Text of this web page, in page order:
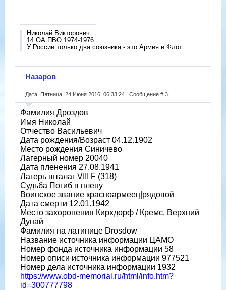
Николай Викторович
14 ОА ПВО 1974-1976
У России только два союзника - это Армия и Флот
Назаров
Дата: Пятница, 24 Июня 2016, 06:33:24 | Сообщение # 3
Фамилия Дроздов
Имя Николай
Отчество Васильевич
Дата рождения/Возраст 04.12.1902
Место рождения Синичево
Лагерный номер 20040
Дата пленения 27.08.1941
Лагерь шталаг VIII F (318)
Судьба Погиб в плену
Воинское звание красноармеец|рядовой
Дата смерти 12.01.1942
Место захоронения Кирхдорф / Кремс, Верхний
Дунай
Фамилия на латинице Drosdow
Название источника информации ЦАМО
Номер фонда источника информации 58
Номер описи источника информации 977521
Номер дела источника информации 1932
https://www.obd-memorial.ru/html/info.htm?
id=300777798